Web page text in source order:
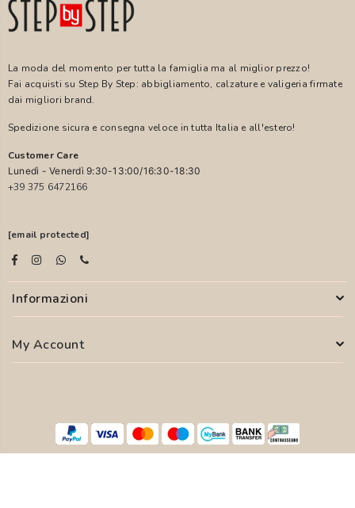
La moda del momento per tutta la famiglia ma al miglior prezzo!
Fai acquisti su Step By Step: abbigliamento, calzature e valigeria firmate
dai migliori brand.
Spedizione sicura e consegna veloce in tutta Italia e all'estero!
Customer Care
Lunedì - Venerdì 9:30-13:00/16:30-18:30
+39 375 6472166
[email protected]
Informazioni
My Account